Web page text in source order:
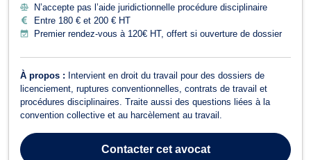
N’accepte pas l’aide juridictionnelle procédure disciplinaire
Entre 180 € et 200 € HT
Premier rendez-vous à 120€ HT, offert si ouverture de dossier
À propos : Intervient en droit du travail pour des dossiers de
licenciement, ruptures conventionnelles, contrats de travail et
procédures disciplinaires. Traite aussi des questions liées à la
convention collective et au harcèlement au travail.
Contactercet avocat